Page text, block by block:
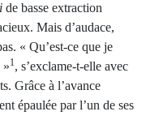
de basse extraction
Mais d’audace,
« Qu’est-ce que je
»1, s’exclame-t-elle avec
Grâce à l’avance
épaulée par l’un de ses